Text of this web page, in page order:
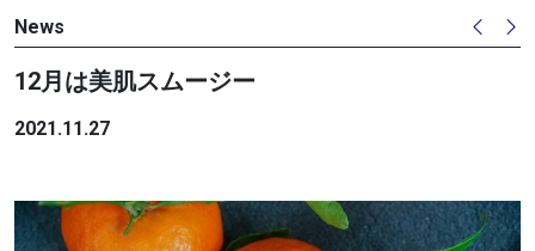
News
12月は美肌スムージー
2021.11.27